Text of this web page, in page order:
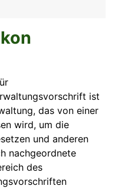
ist
das von einer
wird, um die
und anderen
nachgeordnete
des